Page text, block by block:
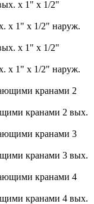
х 1" х 1/2" наруж.
х 1" х 1/2" наруж.
кранами 2 вых.
кранами 3 вых.
кранами 4 вых.